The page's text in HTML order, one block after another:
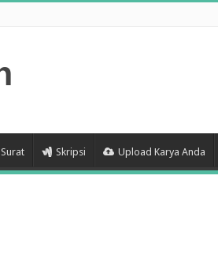
Skripsi Upload Karya Anda